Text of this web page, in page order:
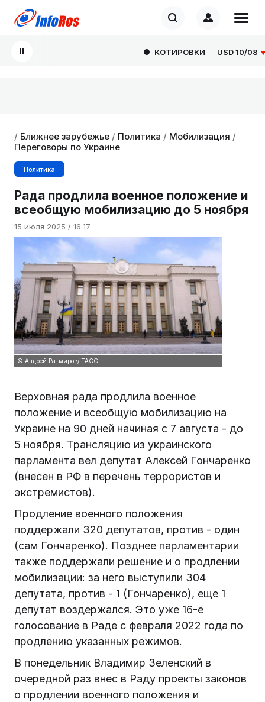
КОТИРОВКИ USD10/08
/ Ближнее зарубежье / Политика / Мобилизация /
Переговоры по Украине
Политика
Рада продлила военное положение и
всеобщую мобилизацию до 5 ноября
15 июля 2025 / 16:17
© Андрей Ратмиров/ ТАСС
Верховная рада продлила военное
положение и всеобщую мобилизацию на
Украине на 90 дней начиная с 7 августа - до
5 ноября. Трансляцию из украинского
парламента вел депутат Алексей Гончаренко
(внесен в РФ в перечень террористов и
экстремистов).
Продление военного положения
поддержали 320 депутатов, против - один
(сам Гончаренко). Позднее парламентарии
также поддержали решение и о продлении
мобилизации: за него выступили 304
депутата, против - 1 (Гончаренко), еще 1
депутат воздержался. Это уже 16-е
голосование в Раде с февраля 2022 года по
продлению указанных режимов.
В понедельник Владимир Зеленский в
очередной раз внес в Раду проекты законов
о продлении военного положения и